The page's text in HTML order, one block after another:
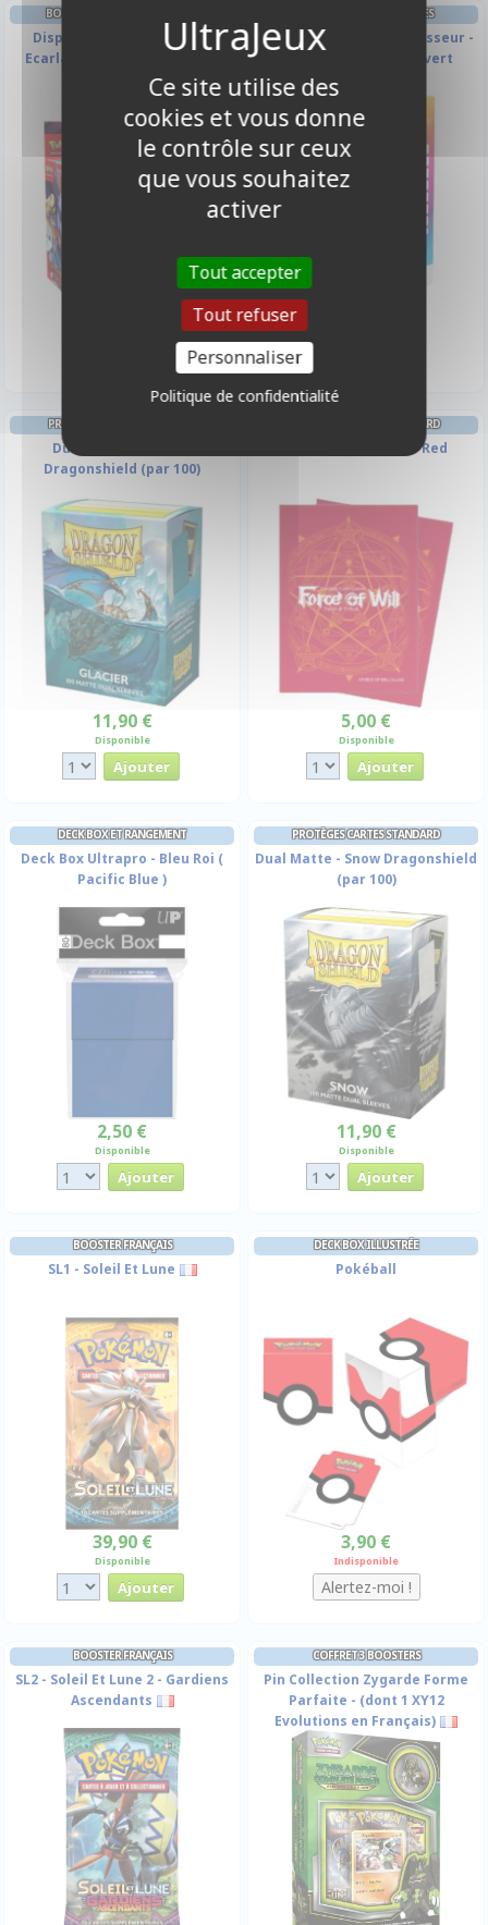
BOITE DE BOOSTERS FRANÇAIS
Display 36 Boosters EV10 -
Ecarlate et Violet - Rivalités
CLASSEURS ET/OU FEUILLES
Lot De 10 Feuilles De Classeur -
18 Cases - Sideload - vert
PROTÈGES CARTES STANDARD
Dual Matte - Glacier
Dragonshield (par 100)
11,90 €
Disponible
PROTÈGES CARTES STANDARD
par 65 - Card Back - Red
5,00 €
Disponible
DECK BOX ET RANGEMENT
Deck Box Ultrapro - Bleu Roi (
Pacific Blue )
2,50 €
Disponible
PROTÈGES CARTES STANDARD
Dual Matte - Snow Dragonshield
(par 100)
11,90 €
Disponible
BOOSTER FRANÇAIS
SL1 - Soleil Et Lune
39,90 €
Disponible
DECK BOX ILLUSTRÉE
Pokéball
3,90 €
Indisponible
BOOSTER FRANÇAIS
SL2 - Soleil Et Lune 2 - Gardiens
Ascendants
COFFRET 3 BOOSTERS
Pin Collection Zygarde Forme
Parfaite - (dont 1 XY12
Evolutions en Français)
Ce site utilise des
cookies et vous donne
le contrôle sur ceux
que vous souhaitez
activer
Tout accepter
Tout refuser
Personnaliser
Politique de confidentialité